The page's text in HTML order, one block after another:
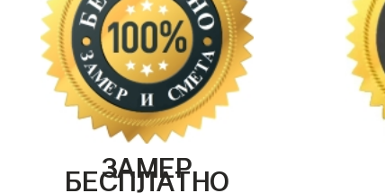
ЗАМЕР
БЕСПЛАТНО